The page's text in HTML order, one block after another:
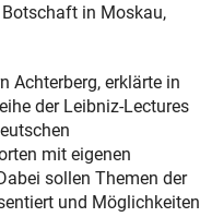
in Moskau,
Achterberg, erklärte in
der Leibniz-Lectures
mit eigenen
sollen Themen der
und Möglichkeiten